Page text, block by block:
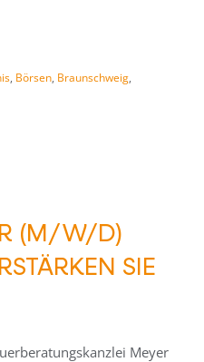
, Börsen, Braunschweig,
(M/W/D)
SIE
Meyer